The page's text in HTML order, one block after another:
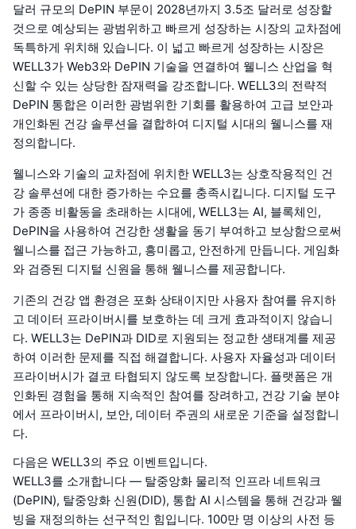
달러 규모의 DePIN 부문이 2028년까지 3.5조 달러로 성장할
것으로 예상되는 광범위하고 빠르게 성장하는 시장의 교차점에
독특하게 위치해 있습니다. 이 넓고 빠르게 성장하는 시장은
WELL3가 Web3와 DePIN 기술을 연결하여 웰니스 산업을 혁
신할 수 있는 상당한 잠재력을 강조합니다. WELL3의 전략적
DePIN 통합은 이러한 광범위한 기회를 활용하여 고급 보안과
개인화된 건강 솔루션을 결합하여 디지털 시대의 웰니스를 재
정의합니다.
웰니스와 기술의 교차점에 위치한 WELL3는 상호작용적인 건
강 솔루션에 대한 증가하는 수요를 충족시킵니다. 디지털 도구
가 종종 비활동을 초래하는 시대에, WELL3는 AI, 블록체인,
DePIN을 사용하여 건강한 생활을 동기 부여하고 보상함으로써
웰니스를 접근 가능하고, 흥미롭고, 안전하게 만듭니다. 게임화
와 검증된 디지털 신원을 통해 웰니스를 제공합니다.
기존의 건강 앱 환경은 포화 상태이지만 사용자 참여를 유지하
고 데이터 프라이버시를 보호하는 데 크게 효과적이지 않습니
다. WELL3는 DePIN과 DID로 지원되는 정교한 생태계를 제공
하여 이러한 문제를 직접 해결합니다. 사용자 자율성과 데이터
프라이버시가 결코 타협되지 않도록 보장합니다. 플랫폼은 개
인화된 경험을 통해 지속적인 참여를 장려하고, 건강 기술 분야
에서 프라이버시, 보안, 데이터 주권의 새로운 기준을 설정합니
다.
다음은 WELL3의 주요 이벤트입니다.
WELL3를 소개합니다 — 탈중앙화 물리적 인프라 네트워크
(DePIN), 탈중앙화 신원(DID), 통합 AI 시스템을 통해 건강과 웰
빙을 재정의하는 선구적인 힘입니다. 100만 명 이상의 사전 등